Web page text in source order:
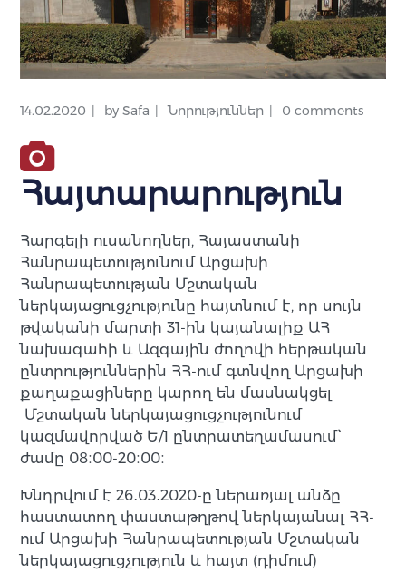
14.02.2020 bySafa Նորություններ 0 comments
Հայտարարություն
Հարգելի ուսանողներ, Հայաստանի
Հանրապետությունում Արցախի
Հանրապետության Մշտական
ներկայացուցչությունը հայտնում է, որ սույն
թվականի մարտի 31-ին կայանալիք ԱՀ
նախագահի և Ազգային ժողովի հերթական
ընտրություններին ՀՀ-ում գտնվող Արցախի
քաղաքացիները կարող են մասնակցել
Մշտական ներկայացուցչությունում
կազմավորված Ե/1 ընտրատեղամասում՝
ժամը 08։00-20։00։
Խնդրվում է 26․03․2020-ը ներառյալ անձը
հաստատող փաստաթղթով ներկայանալ ՀՀ-
ում Արցախի Հանրապետության Մշտական
ներկայացուցչություն և հայտ (դիմում)